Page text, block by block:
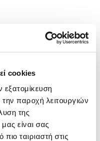
cookies
εξατομίκευση
παροχή λειτουργιών
της
είναι σας
ταιριαστή στις